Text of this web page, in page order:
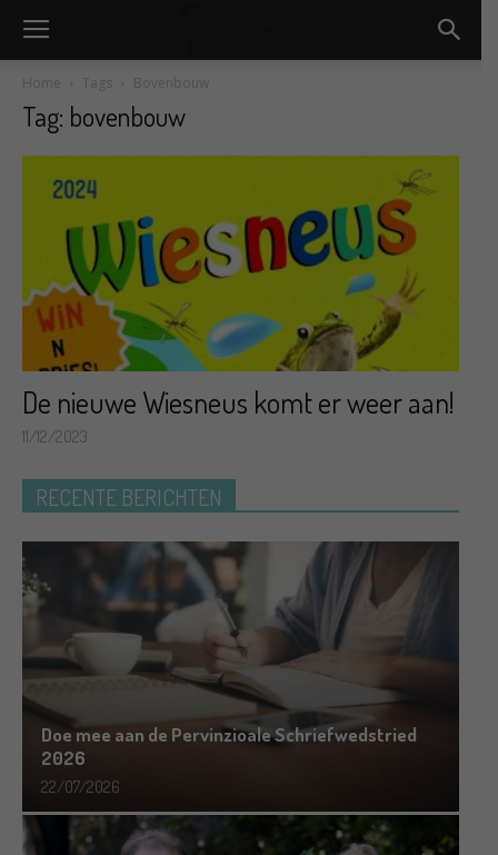
Home Tags Bovenbouw
Tag: bovenbouw
De nieuwe Wiesneus komt er weer aan!
11/12/2023
RECENTE BERICHTEN
Doe mee aan de Pervinzioale Schriefwedstried
2026
22/07/2026